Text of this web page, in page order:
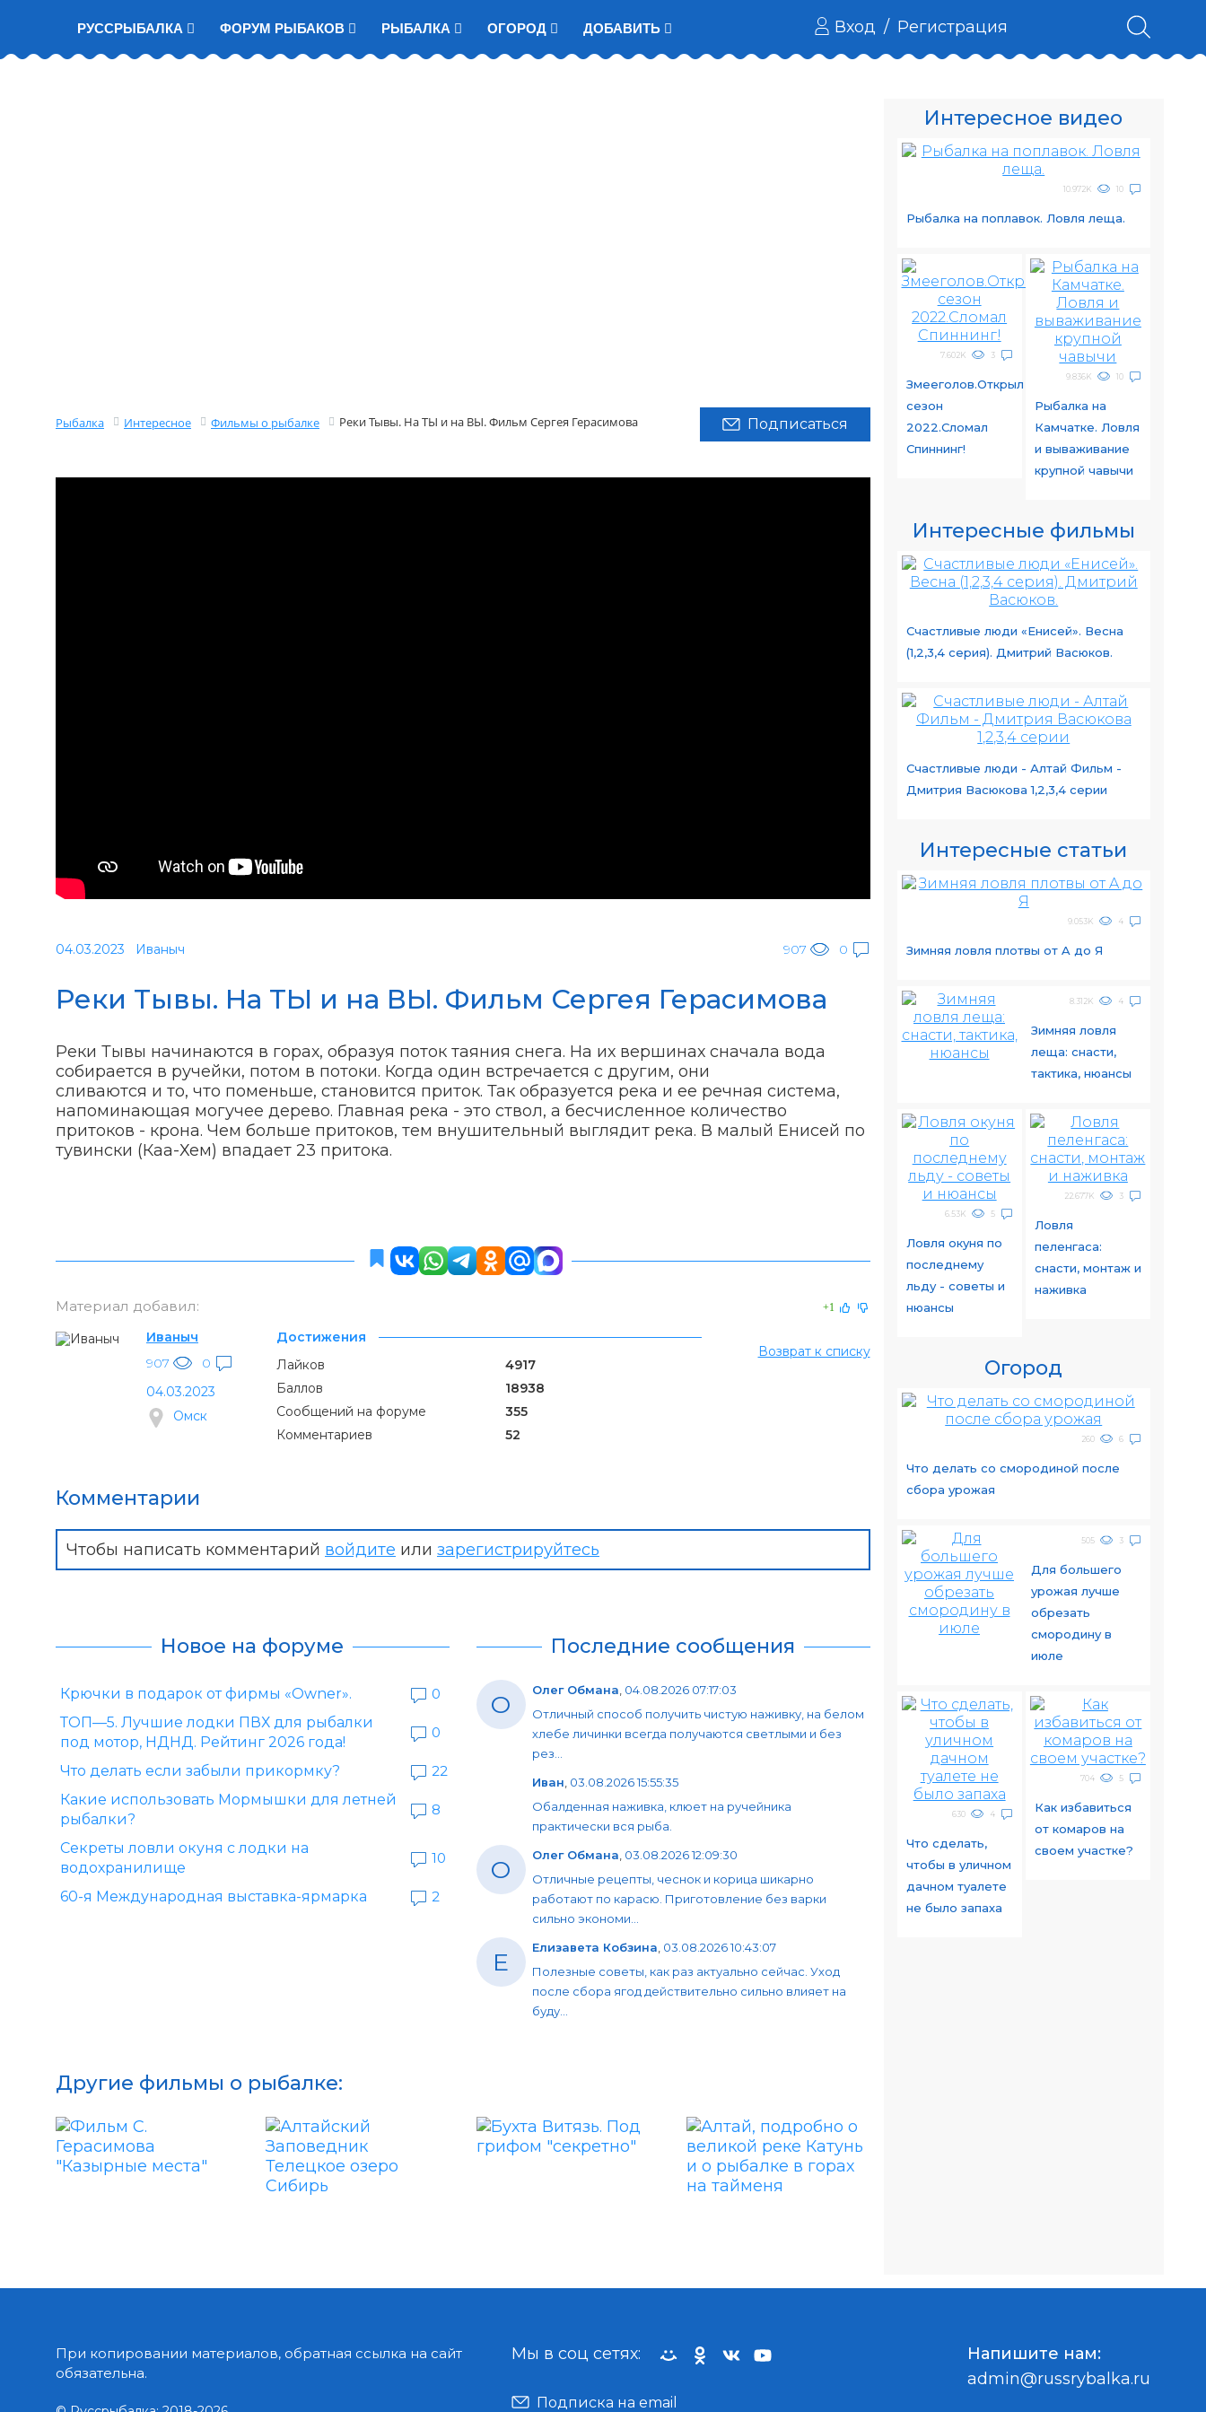
РУССРЫБАЛКА ФОРУМ РЫБАКОВ РЫБАЛКА ОГОРОД ДОБАВИТЬ Вход / Регистрация
Рыбалка Интересное Фильмы о рыбалке Реки Тывы. На ТЫ и на ВЫ. Фильм Сергея Герасимова Подписаться
04.03.2023 Иваныч 907 0
Реки Тывы. На ТЫ и на ВЫ. Фильм Сергея Герасимова
Реки Тывы начинаются в горах, образуя поток таяния снега. На их вершинах сначала вода
собирается в ручейки, потом в потоки. Когда один встречается с другим, они
сливаются и то, что поменьше, становится приток. Так образуется река и ее речная система,
напоминающая могучее дерево. Главная река - это ствол, а бесчисленное количество
притоков - крона. Чем больше притоков, тем внушительный выглядит река. В малый Енисей по
тувински (Каа-Хем) впадает 23 притока.
Материал добавил: +1
Иваныч
907
0
04.03.2023
Омск
Достижения
Лайков
4917
Баллов
18938
Сообщений на форуме
355
Комментариев
52
Возврат к списку
Комментарии
Чтобы написать комментарий войдите или зарегистрируйтесь
Новое на форуме
Крючки в подарок от фирмы «Owner».
0
ТОП—5. Лучшие лодки ПВХ для рыбалки
под мотор, НДНД. Рейтинг 2026 года!
0
Что делать если забыли прикормку?
22
Какие использовать Мормышки для летней
рыбалки?
8
Секреты ловли окуня с лодки на
водохранилище
10
60-я Международная выставка-ярмарка 2
Последние сообщения
О Олег Обмана, 04.08.2026 07:17:03
Отличный способ получить чистую наживку, на белом
хлебе личинки всегда получаются светлыми и без
рез...
Иван, 03.08.2026 15:55:35
Обалденная наживка, клюет на ручейника
практически вся рыба.
О Олег Обмана, 03.08.2026 12:09:30
Отличные рецепты, чеснок и корица шикарно
работают по карасю. Приготовление без варки
сильно экономи...
Е Елизавета Кобзина, 03.08.2026 10:43:07
Полезные советы, как раз актуально сейчас. Уход
после сбора ягод действительно сильно влияет на
буду...
Другие фильмы о рыбалке:
Интересное видео
10.972K 10
Рыбалка на поплавок. Ловля леща.
7.602K 3
Змееголов.Открыл
сезон
2022.Сломал
Спиннинг!
9.836K 10
Рыбалка на
Камчатке. Ловля
и вываживание
крупной чавычи
Интересные фильмы
Счастливые люди «Енисей». Весна
(1,2,3,4 серия). Дмитрий Васюков.
Счастливые люди - Алтай Фильм -
Дмитрия Васюкова 1,2,3,4 серии
Интересные статьи
9.053K 4
Зимняя ловля плотвы от A до Я
8.312K 4
Зимняя ловля
леща: снасти,
тактика, нюансы
6.53K 5
Ловля окуня по
последнему
льду - советы и
нюансы
22.677K 3
Ловля
пеленгаса:
снасти, монтаж и
наживка
Огород
260 6
Что делать со смородиной после
сбора урожая
505 3
Для большего
урожая лучше
обрезать
смородину в
июле
630 4
Что сделать,
чтобы в уличном
дачном туалете
не было запаха
704 5
Как избавиться
от комаров на
своем участке?
При копировании материалов, обратная ссылка на сайт
обязательна.
Мы в соц сетях:
Подписка на email
Напишите нам:
admin@russrybalka.ru